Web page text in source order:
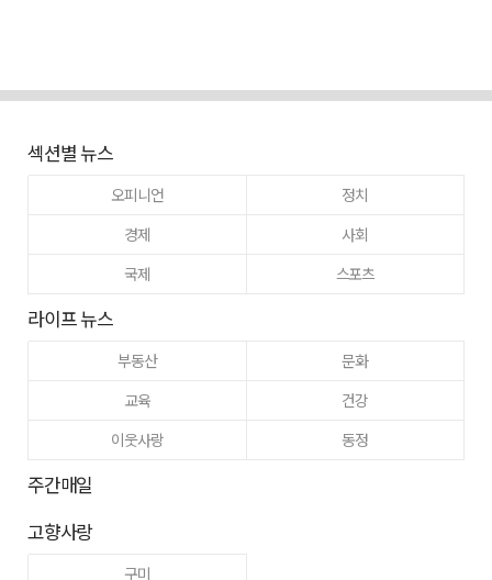
섹션별 뉴스
오피니언
정치
경제
사회
국제
스포츠
라이프 뉴스
부동산
문화
교육
건강
이웃사랑
동정
주간매일
고향사랑
구미